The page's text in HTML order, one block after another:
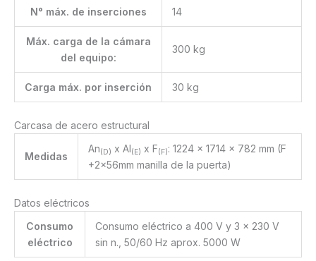
N° máx. de inserciones 14
Máx. carga de la cámara
del equipo:
300 kg
Carga máx. por inserción 30 kg
Carcasa de acero estructural
Medidas
An(D) x Al(E) x F(F): 1224 x 1714 x 782 mm (F
+2x56mm manilla de la puerta)
Datos eléctricos
Consumo
eléctrico
Consumo eléctrico a 400 V y 3 x 230 V
sin n., 50/60 Hz aprox. 5000 W